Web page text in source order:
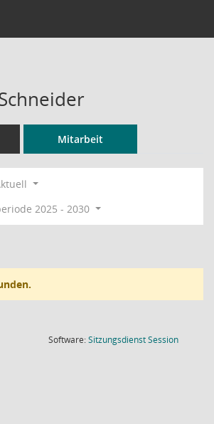
Mitarbeit
2025 - 2030
Software:SitzungsdienstSession(Wird in